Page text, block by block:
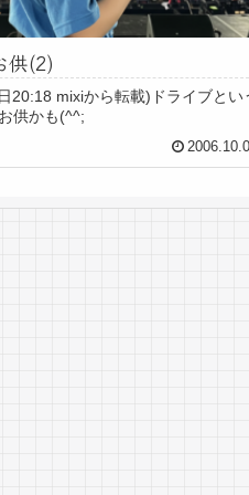
供(2)
20:18 mixiから転載)ドライブとい
供かも(^^;